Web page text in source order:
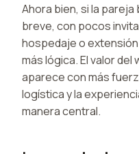
Ahora bien, si la
breve, con pocos
hospedaje o
más lógica. El valor
aparece con más
logística y la
manera central.